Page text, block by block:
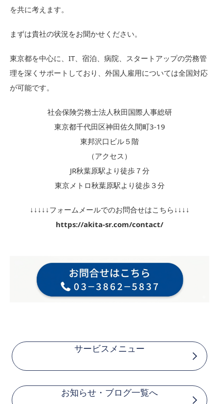
を共に考えます。
まずは貴社の状況をお聞かせください。
東京都を中心に、IT、宿泊、病院、スタートアップの労務管
理を深くサポートしており、外国人雇用については全国対応
が可能です。
社会保険労務士法人秋田国際人事総研
東京都千代田区神田佐久間町3-19
東邦沢口ビル５階
（アクセス）
JR秋葉原駅より徒歩７分
東京メトロ秋葉原駅より徒歩３分
↓↓↓↓↓フォームメールでのお問合せはこちら↓↓↓↓
https://akita-sr.com/contact/
サービスメニュー
お知らせ・ブログ一覧へ